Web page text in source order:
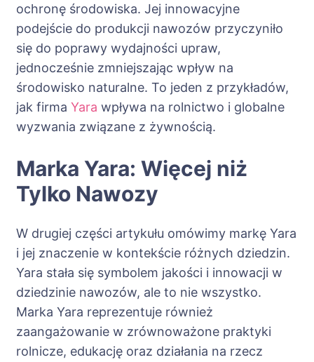
ochronę środowiska. Jej innowacyjne
podejście do produkcji nawozów przyczyniło
się do poprawy wydajności upraw,
jednocześnie zmniejszając wpływ na
środowisko naturalne. To jeden z przykładów,
jak firma Yara wpływa na rolnictwo i globalne
wyzwania związane z żywnością.
Marka Yara: Więcej niż
Tylko Nawozy
W drugiej części artykułu omówimy markę Yara
i jej znaczenie w kontekście różnych dziedzin.
Yara stała się symbolem jakości i innowacji w
dziedzinie nawozów, ale to nie wszystko.
Marka Yara reprezentuje również
zaangażowanie w zrównoważone praktyki
rolnicze, edukację oraz działania na rzecz